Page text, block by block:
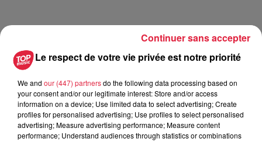
À découvrir également
Le respect de votre vie privée est notre priorité
We and our (447) partnersdo the following data processing based on
your consent and/or our legitimate interest: Store and/or access
information on a device; Use limited data to select advertising; Create
profiles for personalised advertising; Use profiles to select personalised
advertising; Measure advertising performance; Measure content
performance; Understand audiences through statistics or combinations
Continuer sans accepter